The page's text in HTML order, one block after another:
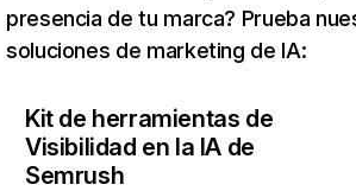
presencia de tu marca? Prueba
soluciones de marketing de IA:
Kit de herramientas de
Visibilidad en la IA de
Semrush